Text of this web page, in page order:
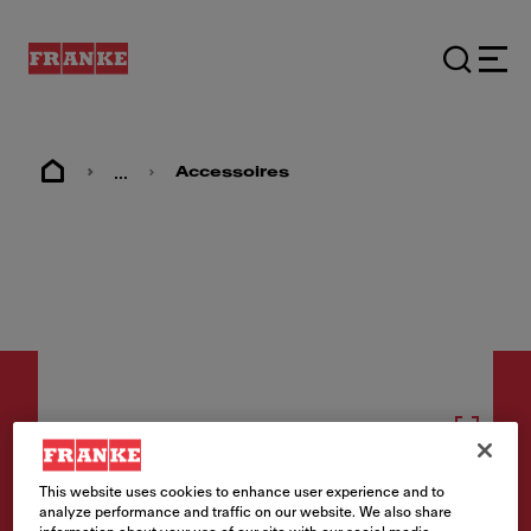
... Accessoires
Accessoires
This website uses cookies to enhance user experience and to
analyze performance and traffic on our website. We also share